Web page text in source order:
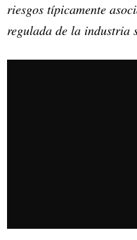
riesgos típicamente
regulada de la industria